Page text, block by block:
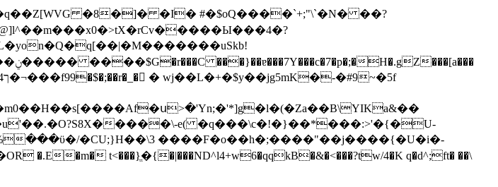
�8�]� �I� #�$oQ����`+;"\`�N� ��?
����\-e( �q���\c�!�}��*���:>'�{�U-
���ϋ�/�CU;}H��\3 ����F�o��h�;����"��j����{�U�i�-
c���]���U��0,l����u�L(ZO5��<)��V��O��&Hc���\��gԫ97�OR �.E�m� t<���}ֱ�{؜�|���ND^l4+w6�qqkB�&�<���?tw/4�K q�d^;ft� ��\